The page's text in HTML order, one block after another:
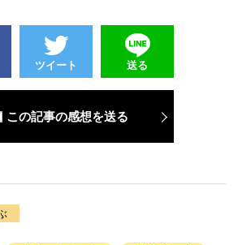
ツイート 送る
この記事の感想を送る